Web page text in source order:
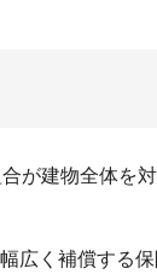
が建物全体を
広く補償する